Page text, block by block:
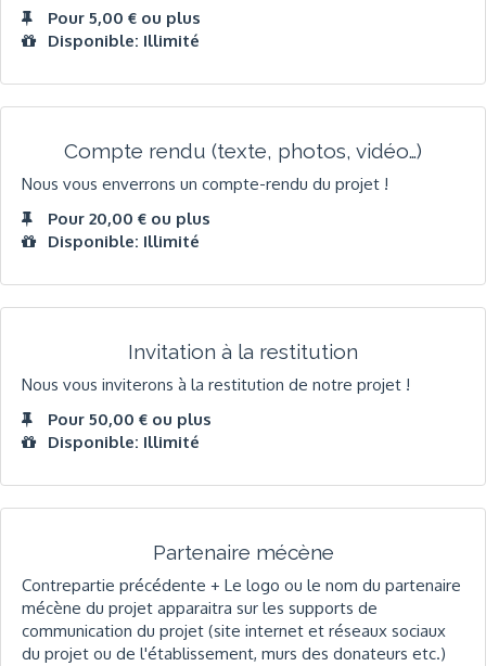
Pour 5,00 € ou plus
Disponible: Illimité
Compte rendu (texte, photos, vidéo…)
Nous vous enverrons un compte-rendu du projet !
Pour 20,00 € ou plus
Disponible: Illimité
Invitation à la restitution
Nous vous inviterons à la restitution de notre projet !
Pour 50,00 € ou plus
Disponible: Illimité
Partenaire mécène
Contrepartie précédente + Le logo ou le nom du partenaire
mécène du projet apparaitra sur les supports de
communication du projet (site internet et réseaux sociaux
du projet ou de l'établissement, murs des donateurs etc.)